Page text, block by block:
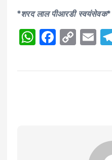
*शरद लाल पीआरडी स्वयंसेवक*
W
a
F
c
C
p
E
ai